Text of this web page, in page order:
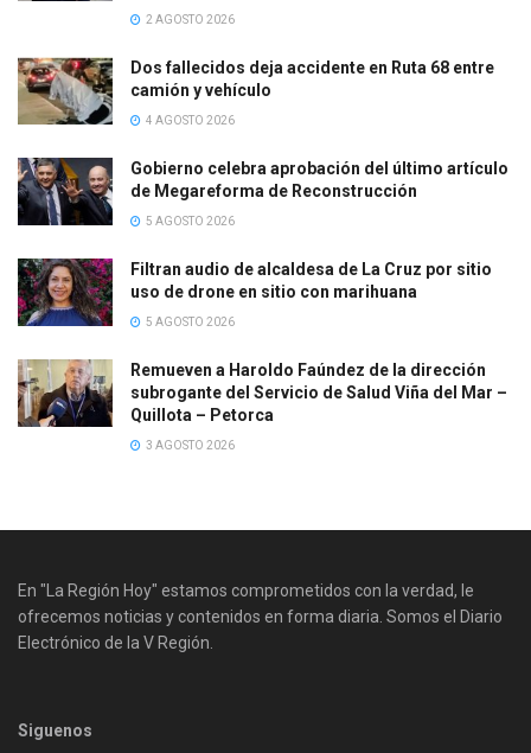
2 AGOSTO 2026
Dos fallecidos deja accidente en Ruta 68 entre
camión y vehículo
4 AGOSTO 2026
Gobierno celebra aprobación del último artículo
de Megareforma de Reconstrucción
5 AGOSTO 2026
Filtran audio de alcaldesa de La Cruz por sitio
uso de drone en sitio con marihuana
5 AGOSTO 2026
Remueven a Haroldo Faúndez de la dirección
subrogante del Servicio de Salud Viña del Mar –
Quillota – Petorca
3 AGOSTO 2026
En "La Región Hoy" estamos comprometidos con la verdad, le
ofrecemos noticias y contenidos en forma diaria. Somos el Diario
Electrónico de la V Región.
Siguenos